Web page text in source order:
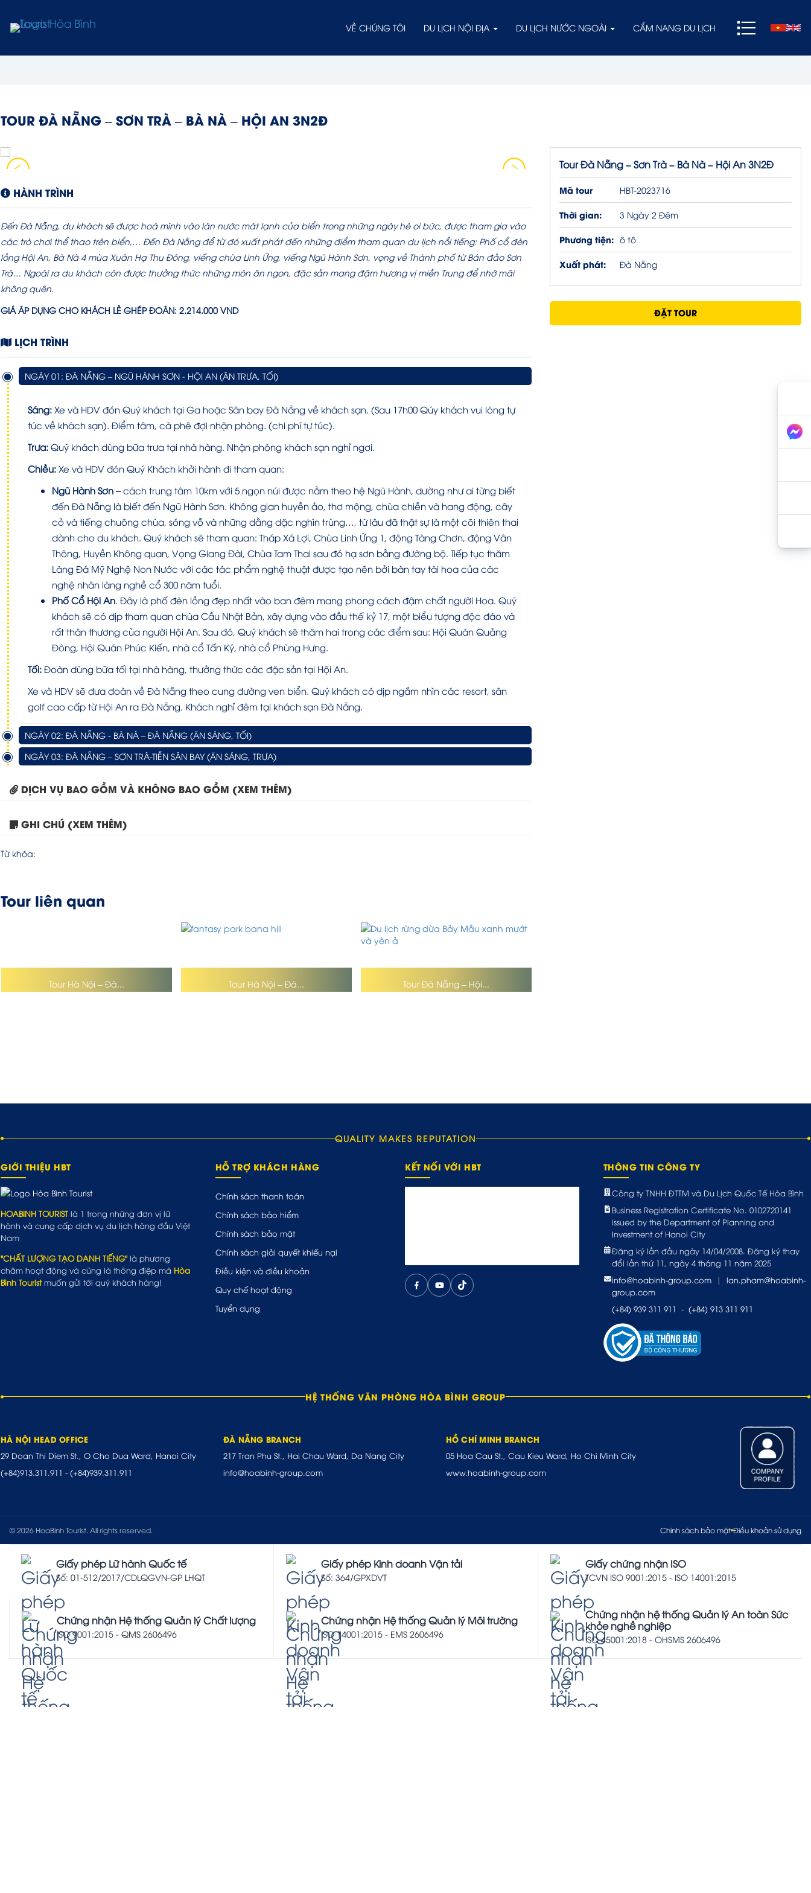
VỀ CHÚNG TÔI DU LỊCH NỘI ĐỊA DU LỊCH NƯỚC NGOÀI CẨM NANG DU LỊCH
TOUR ĐÀ NẴNG – SƠN TRÀ – BÀ NÀ – HỘI AN 3N2Đ
HÀNH TRÌNH
Đến Đà Nẵng, du khách sẽ được hoà mình vào làn nước mát lạnh của biển trong những ngày hè oi bức, được tham gia vào
các trò chơi thể thao trên biển,… Đến Đà Nẵng để từ đó xuất phát đến những điểm tham quan du lịch nổi tiếng: Phố cổ đèn
lồng Hội An, Bà Nà 4 mùa Xuân Hạ Thu Đông, viếng chùa Linh Ứng, viếng Ngũ Hành Sơn, vọng về Thành phố từ Bán đảo Sơn
Trà… Ngoài ra du khách còn được thưởng thức những món ăn ngon, đặc sản mang đậm hương vị miền Trung để nhớ mãi
không quên.
GIÁ ÁP DỤNG CHO KHÁCH LẺ GHÉP ĐOÀN: 2.214.000 VND
LỊCH TRÌNH
NGÀY 01: ĐÀ NẴNG – NGŨ HÀNH SƠN - HỘI AN (ĂN TRƯA, TỐI)
Sáng: Xe và HDV đón Quý khách tại Ga hoặc Sân bay Đà Nẵng về khách sạn. (Sau 17h00 Qúy khách vui lòng tự
túc về khách sạn). Điểm tâm, cà phê đợi nhận phòng. (chi phí tự túc).
Trưa: Quý khách dùng bữa trưa tại nhà hàng. Nhận phòng khách sạn nghỉ ngơi.
Chiều: Xe và HDV đón Quý Khách khởi hành đi tham quan:
Ngũ Hành Sơn – cách trung tâm 10km với 5 ngọn núi được nằm theo hệ Ngũ Hành, dường như ai từng biết
đến Đà Nẵng là biết đến Ngũ Hành Sơn. Không gian huyền ảo, thơ mộng, chùa chiền và hang động, cây
cỏ và tiếng chuông chùa, sóng vỗ và những dằng dặc nghìn trùng…, từ lâu đã thật sự là một cõi thiên thai
dành cho du khách. Quý khách sẽ tham quan: Tháp Xá Lợi, Chùa Linh Ứng 1, động Tàng Chơn, động Vân
Thông, Huyền Không quan, Vọng Giang Đài, Chùa Tam Thai sau đó hạ sơn bằng đường bộ. Tiếp tục thăm
Làng Đá Mỹ Nghệ Non Nước với các tác phẩm nghệ thuật được tạo nên bởi bàn tay tài hoa của các
nghệ nhân làng nghề cổ 300 năm tuổi.
Phố Cổ Hội An. Đây là phố đèn lồng đẹp nhất vào ban đêm mang phong cách đậm chất người Hoa. Quý
khách sẽ có dịp tham quan chùa Cầu Nhật Bản, xây dựng vào đầu thế kỷ 17, một biểu tượng độc đáo và
rất thân thương của người Hội An. Sau đó, Quý khách sẽ thăm hai trong các điểm sau: Hội Quán Quảng
Đông, Hội Quán Phúc Kiến, nhà cổ Tấn Ký, nhà cổ Phùng Hưng.
Tối: Đoàn dùng bữa tối tại nhà hàng, thưởng thức các đặc sản tại Hội An.
Xe và HDV sẽ đưa đoàn về Đà Nẵng theo cung đường ven biển. Quý khách có dịp ngắm nhìn các resort, sân
golf cao cấp từ Hội An ra Đà Nẵng. Khách nghỉ đêm tại khách sạn Đà Nẵng.
NGÀY 02: ĐÀ NẴNG - BÀ NÀ – ĐÀ NẴNG (ĂN SÁNG, TỐI)
NGÀY 03: ĐÀ NẴNG – SƠN TRÀ-TIỄN SÂN BAY (ĂN SÁNG, TRƯA)
DỊCH VỤ BAO GỒM VÀ KHÔNG BAO GỒM (XEM THÊM)
GHI CHÚ (XEM THÊM)
Từ khóa:
Tour liên quan
Tour Hà Nội – Đà... Tour Hà Nội – Đà... Tour Đà Nẵng – Hội...
Tour Đà Nẵng – Sơn Trà – Bà Nà – Hội An 3N2Đ
Mã tour HBT-2023716
Thời gian: 3 Ngày 2 Đêm
Phương tiện: ô tô
Xuất phát: Đà Nẵng
ĐẶT TOUR
QUALITY MAKES REPUTATION
GIỚI THIỆU HBT
HOABINH TOURIST là 1 trong những đơn vị lữ
hành và cung cấp dịch vụ du lịch hàng đầu Việt
Nam
"CHẤT LƯỢNG TẠO DANH TIẾNG" là phương
châm hoạt động và cũng là thông điệp mà Hòa
Bình Touristmuốn gửi tới quý khách hàng!
HỖ TRỢ KHÁCH HÀNG
Chính sách thanh toán
Chính sách bảo hiểm
Chính sách bảo mật
Chính sách giải quyết khiếu nại
Điều kiện và điều khoản
Quy chế hoạt động
Tuyển dụng
KẾT NỐI VỚI HBT THÔNG TIN CÔNG TY
Công ty TNHH ĐTTM và Du Lịch Quốc Tế Hòa Bình
Business Registration Certificate No. 0102720141
issued by the Department of Planning and
Investment of Hanoi City
Đăng ký lần đầu ngày 14/04/2008. Đăng ký thay
đổi lần thứ 11, ngày 4 tháng 11 năm 2025
info@hoabinh-group.com
|
lan.pham@hoabinh-
group.com
(+84) 939 311 911 - (+84) 913 311 911
HỆ THỐNG VĂN PHÒNG HÒA BÌNH GROUP
HÀ NỘI HEAD OFFICE
29 Doan Thi Diem St., O Cho Dua Ward, Hanoi City
(+84)913.311.911 - (+84)939.311.911
ĐÀ NẴNG BRANCH
217 Tran Phu St., Hai Chau Ward, Da Nang City
info@hoabinh-group.com
HỒ CHÍ MINH BRANCH
05 Hoa Cau St., Cau Kieu Ward, Ho Chi Minh City
www.hoabinh-group.com
© 2026 HoaBinh Tourist. All rights reserved. Chính sách bảo mật Điều khoản sử dụng
Giấy phép Lữ hành Quốc tế
Số: 01-512/2017/CDLQGVN-GP LHQT
Giấy phép Kinh doanh Vận tải
Số: 364/GPXDVT
Giấy chứng nhận ISO
TCVN ISO 9001:2015 - ISO 14001:2015
Chứng nhận Hệ thống Quản lý Chất lượng
ISO 9001:2015 - QMS 2606496
Chứng nhận Hệ thống Quản lý Môi trường
ISO 14001:2015 - EMS 2606496
Chứng nhận hệ thống Quản lý An toàn Sức
khỏe nghề nghiệp
ISO 45001:2018 - OHSMS 2606496